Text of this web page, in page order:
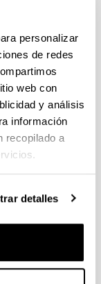
personalizar
de redes
web con
y análisis
información
recopilado a
detalles
"José
de Madariaga"
DE
UPV/EHU
concedidas y
02/2026.